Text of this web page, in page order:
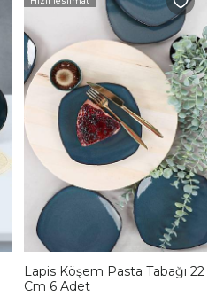
Lapis Köşem Pasta Tabağı 22
Cm 6 Adet